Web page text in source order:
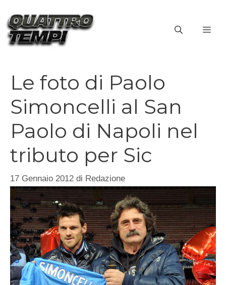
contenuto
Le foto di Paolo
Simoncelli al San
Paolo di Napoli nel
tributo per Sic
17 Gennaio 2012 di Redazione